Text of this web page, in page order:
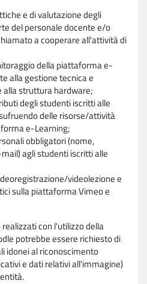
e di valutazione degli
del personale docente e/o
a cooperare all'attività di
della piattaforma e-
alla gestione tecnica e
alla struttura hardware;
degli studenti iscritti alle
delle risorse/attività
e-Learning;
obbligatori (nome,
agli studenti iscritti alle
videolezione e
sulla piattaforma Vimeo e
con l'utilizzo della
potrebbe essere richiesto di
idonei al riconoscimento
e dati relativi all'immagine)